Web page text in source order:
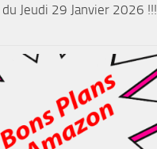
Jeudi 29 Janvier 2026 !!!